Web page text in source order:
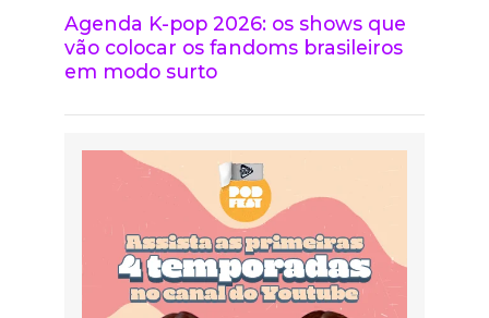
Agenda K-pop 2026: os shows que
vão colocar os fandoms brasileiros
em modo surto